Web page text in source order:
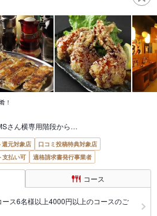
！
さん横専用階段から…
還元対象店
口コミ投稿特典対象店
支払い可 適格請求書発行事業者
コース
ース6名様以上4000円以上のコースのご